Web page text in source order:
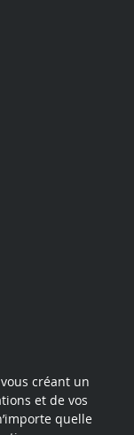
créant un
et de vos
quelle